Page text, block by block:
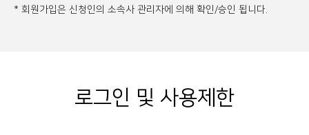
* 회원가입은 신청인의 소속사 관리자에 의해 확인/승인 됩니다.
로그인 및 사용제한